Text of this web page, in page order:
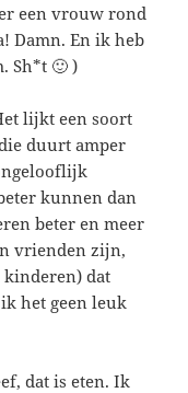
een vrouw rond
Damn. En ik heb
Sh*t 🙂 )
lijkt een soort
duurt amper
kunnen dan
beter en meer
vrienden zijn,
dat
het geen leuk
dat is eten. Ik